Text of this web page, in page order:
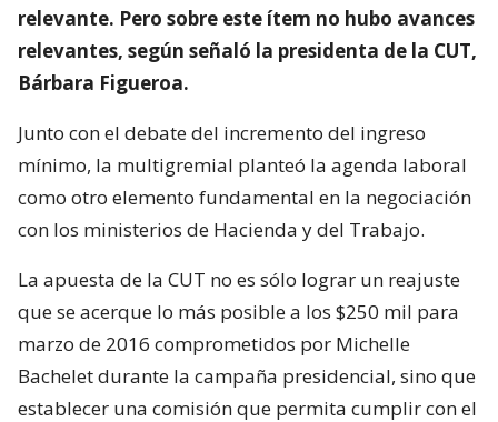
relevante. Pero sobre este ítem no hubo avances
relevantes, según señaló la presidenta de la CUT,
Bárbara Figueroa.
Junto con el debate del incremento del ingreso
mínimo, la multigremial planteó la agenda laboral
como otro elemento fundamental en la negociación
con los ministerios de Hacienda y del Trabajo.
La apuesta de la CUT no es sólo lograr un reajuste
que se acerque lo más posible a los $250 mil para
marzo de 2016 comprometidos por Michelle
Bachelet durante la campaña presidencial, sino que
establecer una comisión que permita cumplir con el